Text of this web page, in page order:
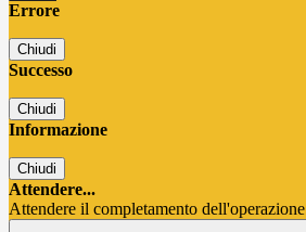
Errore
Chiudi
Successo
Chiudi
Informazione
Chiudi
Attendere...
Attendere il completamento